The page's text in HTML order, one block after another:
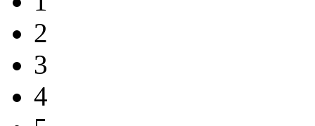
2
3
4